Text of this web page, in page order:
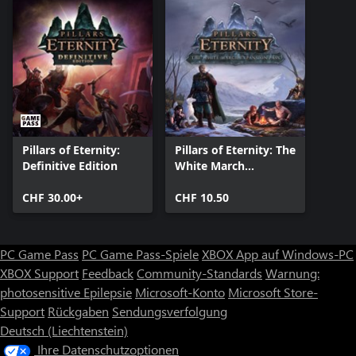
Pillars of Eternity:
Definitive Edition
CHF 30.00+
Pillars of Eternity: The
White March
CHF 10.50
PC Game Pass PC Game Pass-SpieleXBOX App auf Windows-PC
XBOX Support FeedbackCommunity-Standards Warnung:
photosensitive Epilepsie Microsoft-Konto Microsoft Store-
Support Rückgaben Sendungsverfolgung
Deutsch (Liechtenstein)
Ihre Datenschutzoptionen